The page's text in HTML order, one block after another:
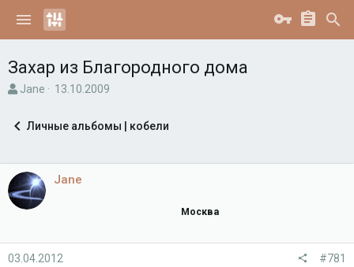
Захар из Благородного дома
А
о
т
е
м
ы
Jane
Д
а
а
ч
13.10.2009
Личные альбомы | кобели
Jane
Москва
03.04.2012 #781